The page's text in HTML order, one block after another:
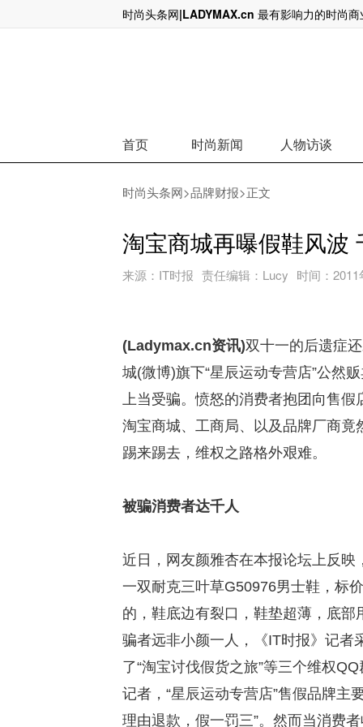
时尚头条网|LADYMAX.cn 最有影响力的时尚商
爱马仕家族最大个人股东出局，140
首页 时尚新闻 人物访谈
时尚头条网>品牌财报>正文
淘宝商城再曝假鞋风波
来源： IT时报 责任编辑： Lucy 时间： 2011
(Ladymax.cn资讯)双十一的后遗症
城(微博)旗下“星辰运动专营店”公然
上当受骗。愤怒的消费者抱团向售假
淘宝商城、工商局、以及品牌厂商
踢来踢去，维权之路格外艰难。
被骗消费者达千人
近日，网友颜雅杏在本报论坛上反映
一双耐克三叶草G50976男士鞋，标
的，鞋底边有裂口，鞋垫超薄，底
骗者远非小颜一人，《IT时报》记者
了“淘宝讨伐假货之旅”等三个维权
记者，“星辰运动专营店”售假品牌主
理由退款，假一罚三”。然而当消费